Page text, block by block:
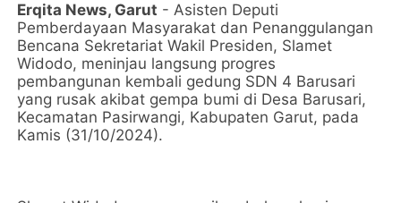
Erqita News, Garut - Asisten Deputi
Pemberdayaan Masyarakat dan Penanggulangan
Bencana Sekretariat Wakil Presiden, Slamet
Widodo, meninjau langsung progres
pembangunan kembali gedung SDN 4 Barusari
yang rusak akibat gempa bumi di Desa Barusari,
Kecamatan Pasirwangi, Kabupaten Garut, pada
Kamis (31/10/2024).